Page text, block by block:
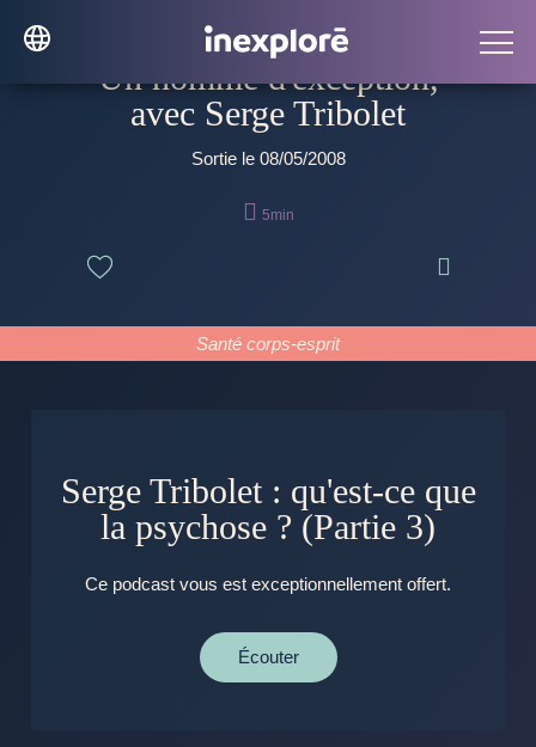
Un homme d'exception,
avec Serge Tribolet
Sortie le 08/05/2008
 5min

Santé corps-esprit
Serge Tribolet : qu'est-ce que
la psychose ? (Partie 3)
Ce podcast vous est exceptionnellement offert.
Écouter